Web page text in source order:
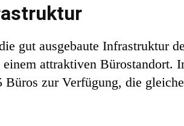
gut ausgebaute Infrastruktur
attraktiven Bürostandort.
Büros zur Verfügung, die